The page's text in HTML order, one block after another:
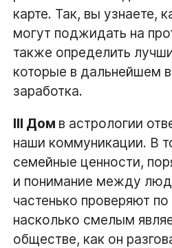
карте. Так, вы узнаете,
могут поджидать на
также определить
которые в дальнейшем
заработка.
III Дом в астрологии
наши коммуникации. В
семейные ценности,
и понимание между
частенько проверяют
насколько смелым
обществе, как он